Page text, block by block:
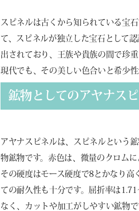
スピネルは古くから知られている宝
て、スピネルが独立した宝石として
出されており、王族や貴族の間で珍重
現代でも、その美しい色合いと希少
鉱物としてのアヤナス
アヤナスピネルは、スピネルという
物鉱物です。赤色は、微量のクロムに
その硬度はモース硬度で8とかなり高
ての耐久性も十分です。屈折率は
なく、カットや加工がしやすい鉱物で